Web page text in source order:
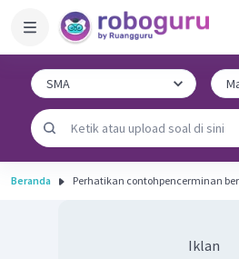
Beranda
Iklan